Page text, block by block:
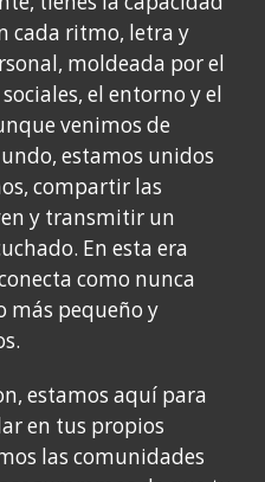
cada ritmo, letra y
moldeada por el
el entorno y el
venimos de
estamos unidos
compartir las
y transmitir un
En esta era
como nunca
más pequeño y
estamos aquí para
en tus propios
las comunidades